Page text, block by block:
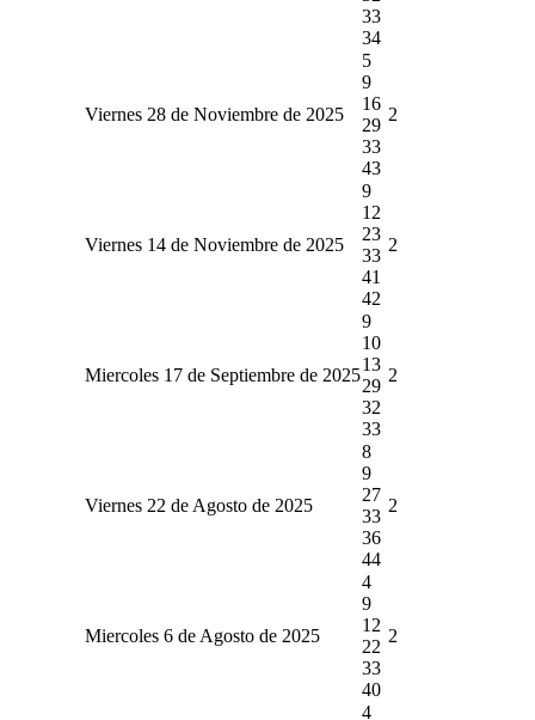
33
34
Viernes 28 de Noviembre de 2025
5
9
16
29
33
43
2
Viernes 14 de Noviembre de 2025
9
12
23
33
41
42
2
Miercoles 17 de Septiembre de 2025
9
10
13
29
32
33
2
Viernes 22 de Agosto de 2025
8
9
27
33
36
44
2
Miercoles 6 de Agosto de 2025
4
9
12
22
33
40
2
4